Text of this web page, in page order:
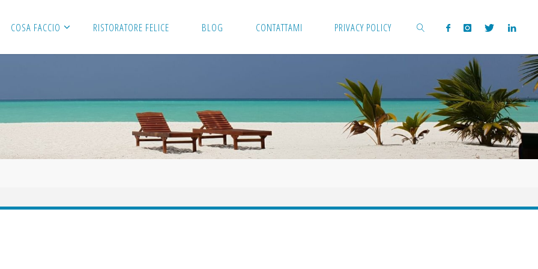
COSA FACCIO RISTORATORE FELICE BLOG CONTATTAMI PRIVACY POLICY